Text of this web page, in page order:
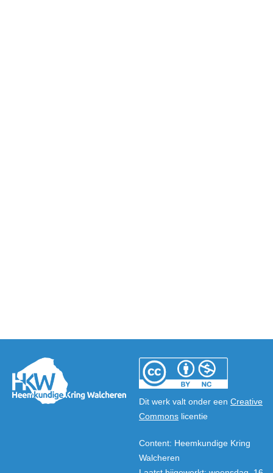
Dit werk valt onder een Creative
Commons licentie
Content: Heemkundige Kring
Walcheren